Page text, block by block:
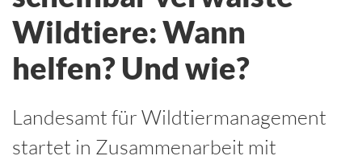
Wildtiere: Wann
helfen? Und wie?
Landesamt für Wildtiermanagement
startet in Zusammenarbeit mit